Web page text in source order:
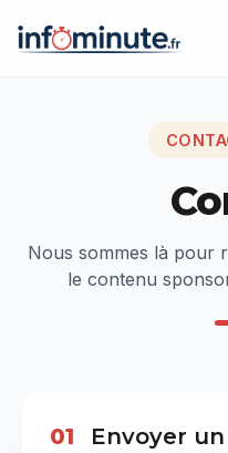
Nous sommes là pour
le contenu
01 Envoyer